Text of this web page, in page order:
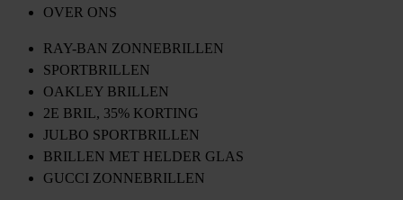
OVER ONS
RAY-BAN ZONNEBRILLEN
SPORTBRILLEN
OAKLEY BRILLEN
2E BRIL, 35% KORTING
JULBO SPORTBRILLEN
BRILLEN MET HELDER GLAS
GUCCI ZONNEBRILLEN